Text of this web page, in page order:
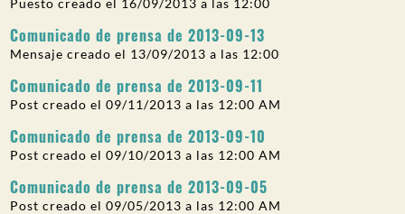
Puesto creado el 16/09/2013 a las 12:00
Comunicado de prensa de 2013-09-13
Mensaje creado el 13/09/2013 a las 12:00
Comunicado de prensa de 2013-09-11
Post creado el 09/11/2013 a las 12:00 AM
Comunicado de prensa de 2013-09-10
Post creado el 09/10/2013 a las 12:00 AM
Comunicado de prensa de 2013-09-05
Post creado el 09/05/2013 a las 12:00 AM